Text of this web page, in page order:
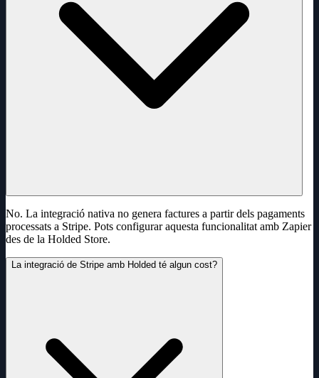
No. La integració nativa no genera factures a partir dels pagaments
processats a Stripe. Pots configurar aquesta funcionalitat amb Zapier
des de la Holded Store.
La integració de Stripe amb Holded té algun cost?